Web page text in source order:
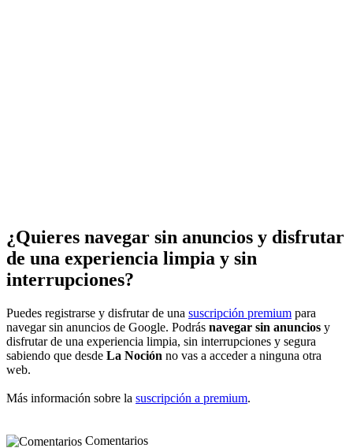
¿Quieres navegar sin anuncios y disfrutar
de una experiencia limpia y sin
interrupciones?
Puedes registrarse y disfrutar de una suscripción premium para
navegar sin anuncios de Google. Podrás navegar sin anuncios y
disfrutar de una experiencia limpia, sin interrupciones y segura
sabiendo que desde La Noción no vas a acceder a ninguna otra
web.
Más información sobre la suscripción a premium.
Comentarios